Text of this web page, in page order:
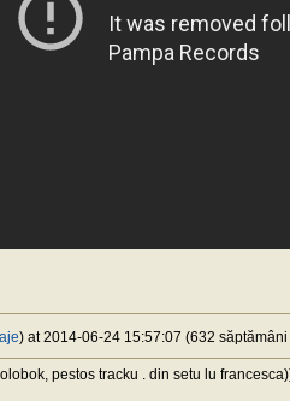
) at 2014-06-24 15:57:07 (632
pestos tracku . din setu lu